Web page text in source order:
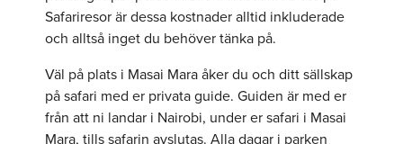
Safariresor är dessa kostnader alltid inkluderade
och alltså inget du behöver tänka på.
Väl på plats i Masai Mara åker du och ditt sällskap
på safari med er privata guide. Guiden är med er
från att ni landar i Nairobi, under er safari i Masai
Mara, tills safarin avslutas. Alla dagar i parken